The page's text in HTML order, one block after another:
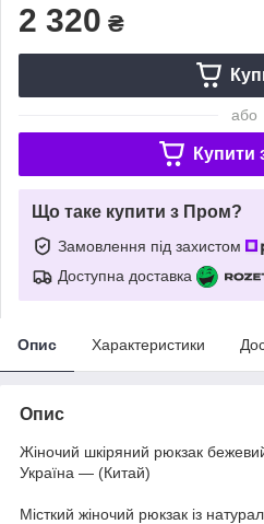
2 320 ₴
або
Купити
Що таке купити з Пром?
Замовлення під захистом
Доступна доставка
Опис Характеристики
Опис
Жіночий шкіряний рюкзак
Україна — (Китай)
Місткий жіночий рюкзак із